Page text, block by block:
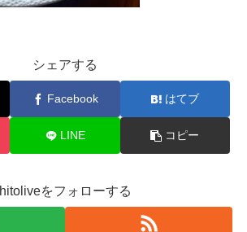
シェアする
Facebook はてブ
LINE コピー
hitoliveをフォローする